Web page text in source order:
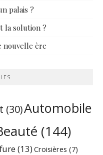
palais ?
la solution ?
nouvelle ère
(30)Automobile
(144)
(13) Croisières (7)